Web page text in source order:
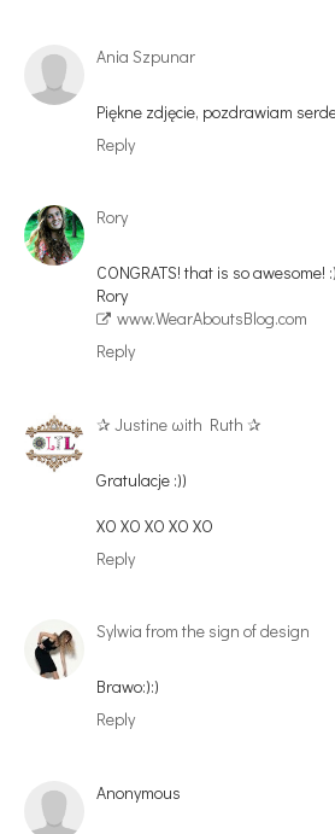
Ania Szpunar
Piękne zdjęcie, pozdrawiam
Reply
Rory
CONGRATS! that is so awesome! :)
Rory
www.WearAboutsBlog.com
Reply
✰ Justine ωith Ruth ✰
Gratulacje :))
XO XO XO XO XO
Reply
Sylwia from the sign of design
Brawo:):)
Reply
Anonymous